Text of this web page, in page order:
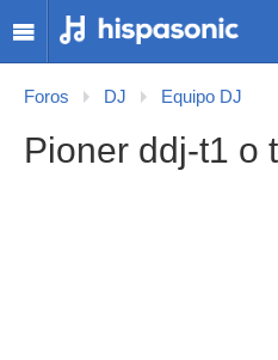
Foros DJ Equipo DJ
Pioner ddj-t1 o